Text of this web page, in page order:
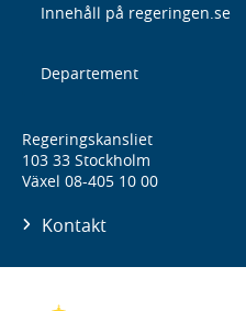
Innehåll på regeringen.se
Departement
Regeringskansliet
103 33 Stockholm
Växel 08-405 10 00
Kontakt